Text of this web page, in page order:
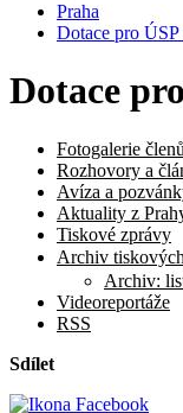
Praha
Dotace pro
Dotace
Fotogalerie
Rozhovory a
Avíza a
Aktuality z
Tiskové zprávy
Archiv
Archiv:
Videoreportáže
RSS
Sdílet